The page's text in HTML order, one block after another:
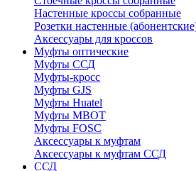
Настенные кроссы собранные
Розетки настенные
Аксессуары для кроссов
Муфты оптические
Муфты ССД
Муфты-кросс
Муфты GJS
Муфты Huatel
Муфты МВОТ
Муфты FOSC
Аксессуары к муфтам
Аксессуары к муфтам ССД
ССД